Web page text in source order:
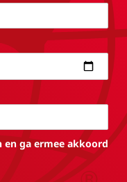
en ga ermee akkoord